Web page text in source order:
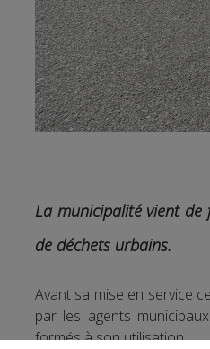
La municipalité vient de
de déchets urbains.
Avant sa mise en service
par les agents
formés à son utilisation.